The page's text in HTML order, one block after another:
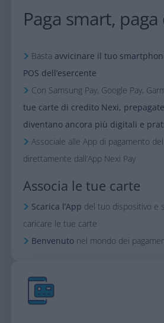
Paga smart,
Basta avvicinare il tuo
POS dell’esercente
Con Samsung Pay, Google Pay,
tue carte di credito Nexi,
diventano ancora più digitali e
Associale alle App di pagamento
direttamente dall’App Nexi Pay
Associa le tue carte
Scarica l’App del tuo dispositivo e
caricare le tue carte
Benvenuto nel mondo dei